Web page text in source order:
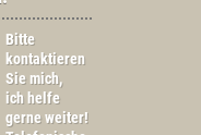
Bitte
kontaktieren
Sie mich,
ich helfe
gerne weiter!